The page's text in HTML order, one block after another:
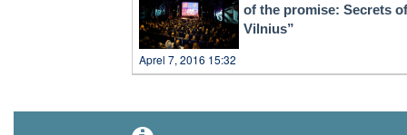
of the promise: Secrets of
Vilnius”
Aprel 7, 2016 15:32